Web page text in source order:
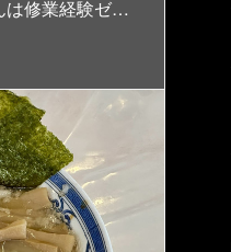
は修業経験ゼ…